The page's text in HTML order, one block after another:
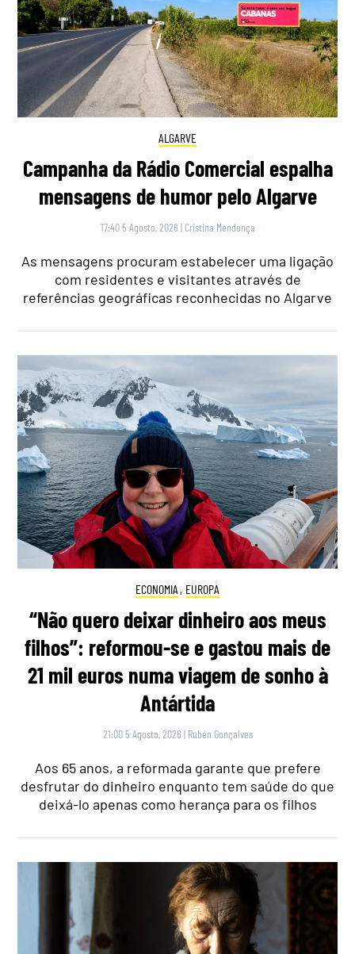
ALGARVE
Campanha da Rádio Comercial espalha
mensagens de humor pelo Algarve
17:40 5 Agosto, 2026 | Cristina Mendonça
As mensagens procuram estabelecer uma ligação
com residentes e visitantes através de
referências geográficas reconhecidas no Algarve
ECONOMIA , EUROPA
“Não quero deixar dinheiro aos meus
filhos”: reformou-se e gastou mais de
21 mil euros numa viagem de sonho à
Antártida
21:00 5 Agosto, 2026 | Rubén Gonçalves
Aos 65 anos, a reformada garante que prefere
desfrutar do dinheiro enquanto tem saúde do que
deixá-lo apenas como herança para os filhos